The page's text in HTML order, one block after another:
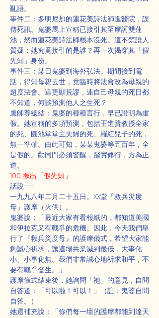
亂語。
事件二：多明尼加的蓮花美詩法師進醫院，誤
傳死訊。鬼婆馬上宣稱已接引其至摩訶雙蓮
池，然而蓮花美詩法師根本沒死。這不禁讓人
質疑：她究竟接引的是誰？再一次揭穿其「假
先知」身份。
事件三：某日鬼婆到海外弘法。期間接到電
話，得知母親去世，竟臨時將法會改為母親的
超度法會。這更顯荒謬，連自己母親的死日都
不知道，何談預測他人之生死？
盧師尊總結：鬼婆的種種言行，早已證明為虛
假。她宣稱的多項預測，包括王進賢教授全家
的死、圓池堂堂主夫婦的死、羅紅兒子的死，
無一準確。由此可知，某某鬼婆等五百年，全
是假的。勸同門必須警醒，踏實修行，方為正
道。
100 揪出「假先知」
話說——
一九九八年二月二十五日。XX堂「救兵災度
母」護摩（火供）。
鬼婆說：「最近大家有看報紙的，都知道美國
和伊拉克又有戰爭的危機。因此，今天我們舉
行了『救兵災度母』的護摩儀式，希望大家能
夠誠心祈求，讓這場共業減到最低，大事化
小、小事化無。我們非常誠心地祈求和平，不
要有戰爭發生。」
護摩儀式結束後，她詢問「祂」的意見，自問
自答道：「可以啦！可以！」（註：鬼婆自問
自答。）
她還補充說：「你們每一壇的護摩都能到達天